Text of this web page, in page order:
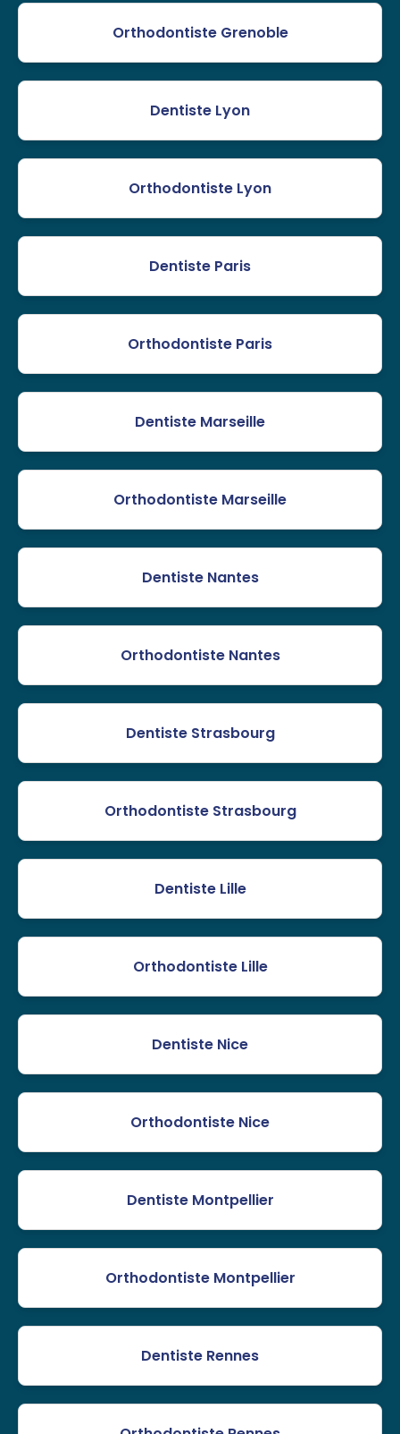
Orthodontiste Grenoble
Dentiste Lyon
Orthodontiste Lyon
Dentiste Paris
Orthodontiste Paris
Dentiste Marseille
Orthodontiste Marseille
Dentiste Nantes
Orthodontiste Nantes
Dentiste Strasbourg
Orthodontiste Strasbourg
Dentiste Lille
Orthodontiste Lille
Dentiste Nice
Orthodontiste Nice
Dentiste Montpellier
Orthodontiste Montpellier
Dentiste Rennes